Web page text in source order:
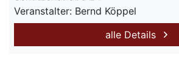
Veranstalter: Bernd Köppel
alle Details